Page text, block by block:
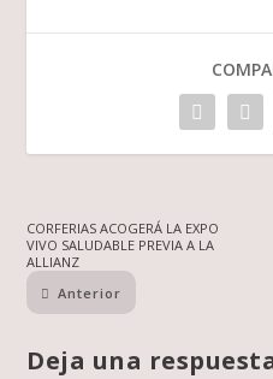
CORFERIAS ACOGERÁ LA EXPO
VIVO SALUDABLE PREVIA A LA
ALLIANZ
Anterior
Deja una